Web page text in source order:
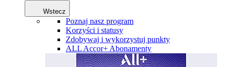
Wstecz
Poznaj nasz program
Korzyści i statusy
Zdobywaj i wykorzystuj punkty
ALL Accor+ Abonamenty